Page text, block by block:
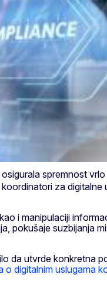
spremnost
za
i manipulaciji
suzbijanja
da utvrde konkretna
o digitalnim uslugama